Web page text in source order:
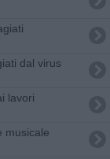
dal virus
lavori
musicale